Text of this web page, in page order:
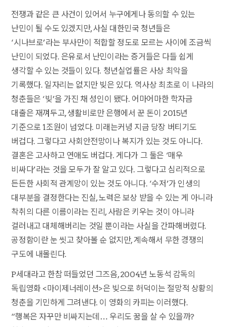
전쟁과 같은 큰 사건이 있어서 누구에게나 동의할 수 있는
난민이 될 수도 있겠지만, 사실 대한민국 청년들은
‘시나브로’라는 부사만이 적합할 정도로 모르는 사이에 조금씩
난민이 되었다. 은유로서 난민이라는 증거들은 다들 쉽게
생각할 수 있는 것들이 있다. 청년실업률은 사상 최악을
기록했다. 일자리는 없지만 빚은 있다. 역사상 최초로 이 나라의
청춘들은 ‘빚’을 가진 채 성인이 됐다. 어마어마한 학자금
대출은 재껴두고, 생활비로만 은행에서 꾼 돈이 2015년
기준으로 1조원이 넘었다. 미래는커녕 지금 당장 버티기도
버겁다. 그렇다고 사회안전망이나 복지가 있는 것도 아니다.
결혼은 고사하고 연애도 버겁다. 게다가 그 둘은 ‘매우
비싸다’라는 것을 모두가 잘 알고 있다. 그렇다고 심리적으로
든든한 사회적 관계망이 있는 것도 아니다. ‘수저’가 인생의
대부분을 결정한다는 진실, 노력은 보상 받을 수 있는 게 아니라
착취의 다른 이름이라는 진리, 사람은 키우는 것이 아니라
걸러내고 대체해버리는 것일 뿐이라는 사실을 간파해버렸다.
공정함이란 눈 씻고 찾아볼 순 없지만, 계속해서 무한 경쟁의
구도에 내몰린다.
P세대라고 한참 떠들었던 그즈음, 2004년 노동석 감독의
독립영화 <마이제너레이션>은 빚으로 허덕이는 절망적 상황의
청춘을 기민하게 그려낸다. 이 영화의 카피는 이러했다.
“행복은 자꾸만 비싸지는데… 우리도 꿈을 살 수 있을까?